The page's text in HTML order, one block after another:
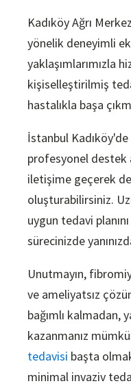
Kadıköy Ağrı
yönelik deneyimli
yaklaşımlarımızla
kişiselleştirilmiş
hastalıkla başa
İstanbul Kadıköy'de
profesyonel destek
iletişime geçerek
oluşturabilirsiniz.
uygun tedavi
sürecinizde
Unutmayın,
ve ameliyatsız
bağımlı kalmadan,
kazanmanız
tedavisi başta
minimal invaziv